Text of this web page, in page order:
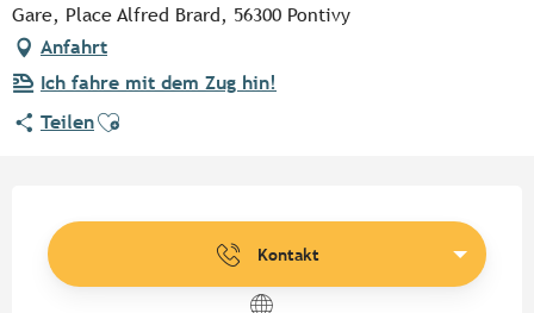
Gare, Place Alfred Brard, 56300 Pontivy
Anfahrt
Ich fahre mit dem Zug hin!
TeilenAjouter aux favoris
Kontakt